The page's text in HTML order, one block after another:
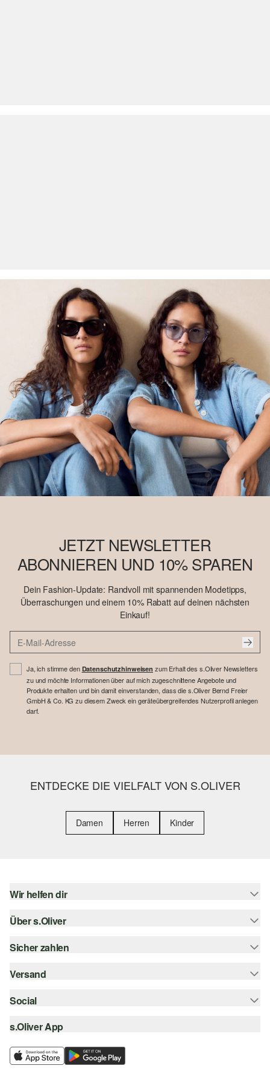
JETZT NEWSLETTER
ABONNIEREN UND 10% SPAREN
Dein Fashion-Update: Randvoll mit spannenden Modetipps,
Überraschungen und einem 10% Rabatt auf deinen nächsten
Einkauf!
Ja, ich stimme den Datenschutzhinweisen zum Erhalt des s.Oliver Newsletters
zu und möchte Informationen über auf mich zugeschnittene Angebote und
Produkte erhalten und bin damit einverstanden, dass die s.Oliver Bernd Freier
GmbH & Co. KG zu diesem Zweck ein geräteübergreifendes Nutzerprofil anlegen
darf.
ENTDECKE DIE VIELFALT VON S.OLIVER
Damen Herren Kinder
Wir helfen dir
Hilfe & FAQ
Größenberatung
Über s.Oliver
Newsletter
s.Oliver Card
Career
Wunschliste
Sicher zahlen
Rechnung
Kreditkarte
SSL-Verschlüsselung
Versand
Sendungsverfolgung
Post AT
Social
instagram
facebook
s.Oliver App